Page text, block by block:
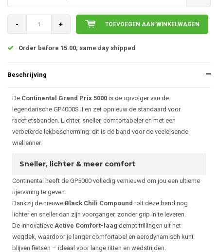
- + TOEVOEGEN AAN WINKELWAGEN
Order before 15.00, same day shipped
Beschrijving
De Continental Grand Prix 5000 is de opvolger van de
legendarische GP4000S II en zet opnieuw de standaard voor
racefietsbanden. Lichter, sneller, comfortabeler en met een
verbeterde lekbescherming: dit is dé band voor de veeleisende
wielrenner.
Sneller, lichter & meer comfort
Continental heeft de GP5000 volledig vernieuwd om jou een ultieme
rijervaring te geven.
Dankzij de nieuwe Black Chili Compound rolt deze band nog
lichter en sneller dan zijn voorganger, zonder grip in te leveren.
De innovatieve Active Comfort-laag dempt trillingen uit het
wegdek, waardoor je langer comfortabel en aerodynamisch kunt
blijven fietsen – ideaal voor lange ritten en wedstrijden.